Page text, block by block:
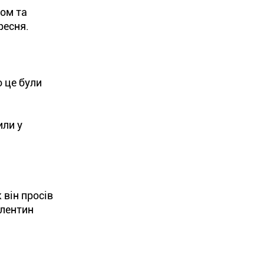
та
це були
у
просів